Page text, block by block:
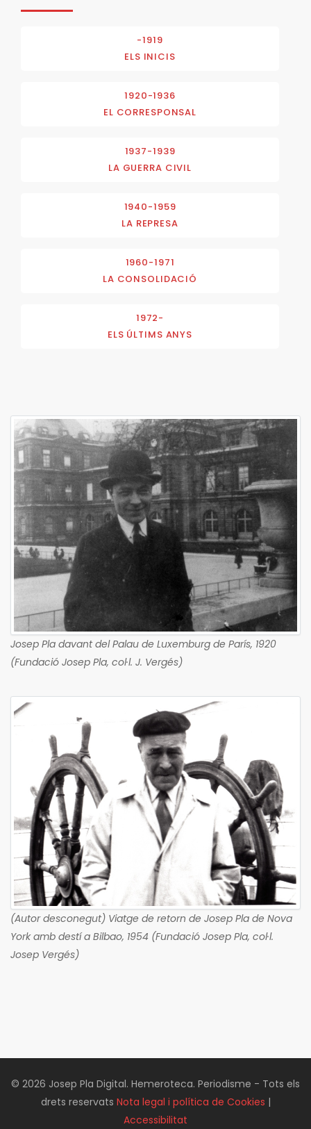
-1919
ELS INICIS
1920-1936
EL CORRESPONSAL
1937-1939
LA GUERRA CIVIL
1940-1959
LA REPRESA
1960-1971
LA CONSOLIDACIÓ
1972-
ELS ÚLTIMS ANYS
Josep Pla davant del Palau de Luxemburg de París, 1920
(Fundació Josep Pla, col·l. J. Vergés)
(Autor desconegut) Viatge de retorn de Josep Pla de Nova
York amb destí a Bilbao, 1954 (Fundació Josep Pla, col·l.
Josep Vergés)
© 2026 Josep Pla Digital. Hemeroteca. Periodisme - Tots els
drets reservats Nota legal i política de Cookies |
Accessibilitat